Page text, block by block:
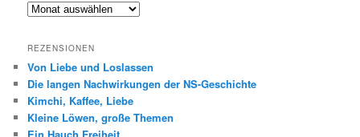
Archiv
REZENSIONEN
Von Liebe und Loslassen
Die langen Nachwirkungen der NS-Geschichte
Kimchi, Kaffee, Liebe
Kleine Löwen, große Themen